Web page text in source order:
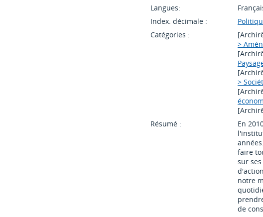
Langues:
Index. décimale :
Catégories :
>
>
Résumé :
En
faire
sur
notre
de